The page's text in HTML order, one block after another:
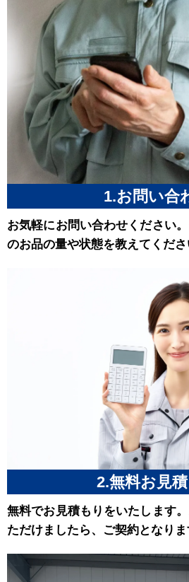
1.お問い合
お気軽にお問い合わせください
のお品の量や状態を教えてくださ
2.無料お見
無料でお見積もりをいたします
ただけましたら、ご契約となりま